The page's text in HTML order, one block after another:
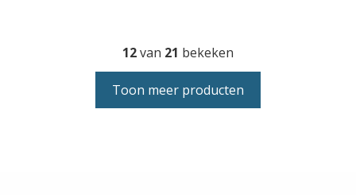
12van 21 bekeken
Toon meer producten